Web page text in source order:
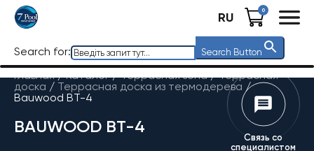
RU 0
Search for: Search Button
Главная / Каталог/Террасная зона/Террасная
доска / Террасная доска из термодерева /
Bauwood BT-4
BAUWOOD BT-4
Связь со
специалистом